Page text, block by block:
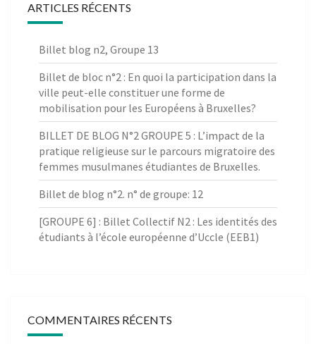
ARTICLES RÉCENTS
Billet blog n2, Groupe 13
Billet de bloc n°2 : En quoi la participation dans la
ville peut-elle constituer une forme de
mobilisation pour les Européens à Bruxelles?
BILLET DE BLOG N°2 GROUPE 5 : L’impact de la
pratique religieuse sur le parcours migratoire des
femmes musulmanes étudiantes de Bruxelles.
Billet de blog n°2. n° de groupe: 12
[GROUPE 6] : Billet Collectif N2 : Les identités des
étudiants à l’école européenne d’Uccle (EEB1)
COMMENTAIRES RÉCENTS